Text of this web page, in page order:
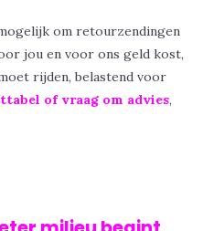
om retourzendingen
jou en voor ons geld kost,
rijden, belastend voor
of vraag om advies,